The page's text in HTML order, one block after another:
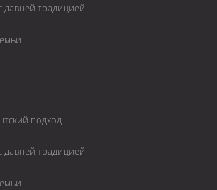
традицией
подход
традицией